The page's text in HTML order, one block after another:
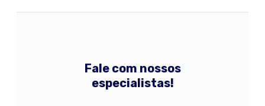
Fale com nossos
especialistas!